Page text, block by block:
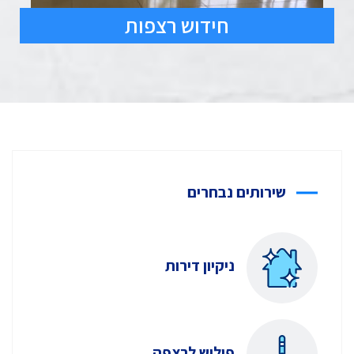
חידוש רצפות
שירותים נבחרים
ניקיון דירות